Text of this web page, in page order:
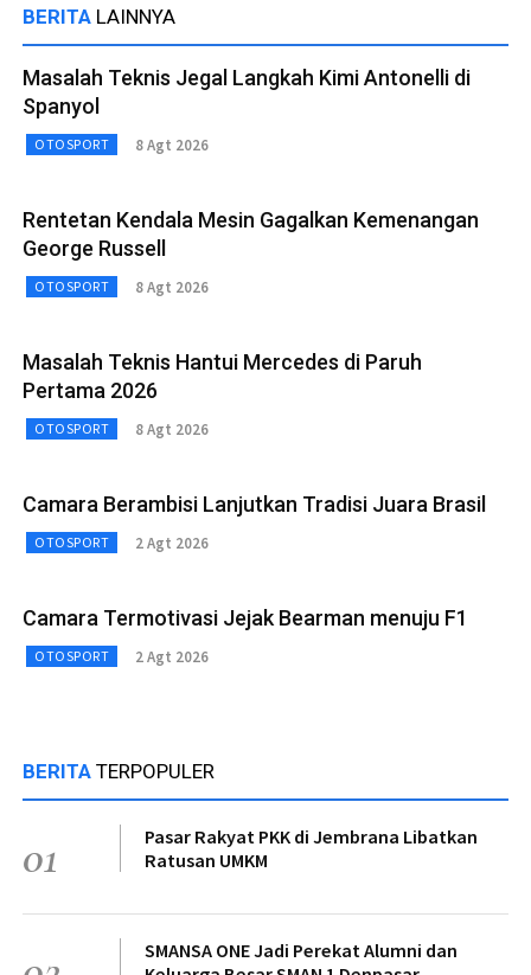
BERITA LAINNYA
Masalah Teknis Jegal Langkah Kimi Antonelli di
Spanyol
OTOSPORT 8 Agt 2026
Rentetan Kendala Mesin Gagalkan Kemenangan
George Russell
OTOSPORT 8 Agt 2026
Masalah Teknis Hantui Mercedes di Paruh
Pertama 2026
OTOSPORT 8 Agt 2026
Camara Berambisi Lanjutkan Tradisi Juara Brasil
OTOSPORT 2 Agt 2026
Camara Termotivasi Jejak Bearman menuju F1
OTOSPORT 2 Agt 2026
BERITA TERPOPULER
01
Pasar Rakyat PKK di Jembrana Libatkan
Ratusan UMKM
SMANSA ONE Jadi Perekat Alumni dan